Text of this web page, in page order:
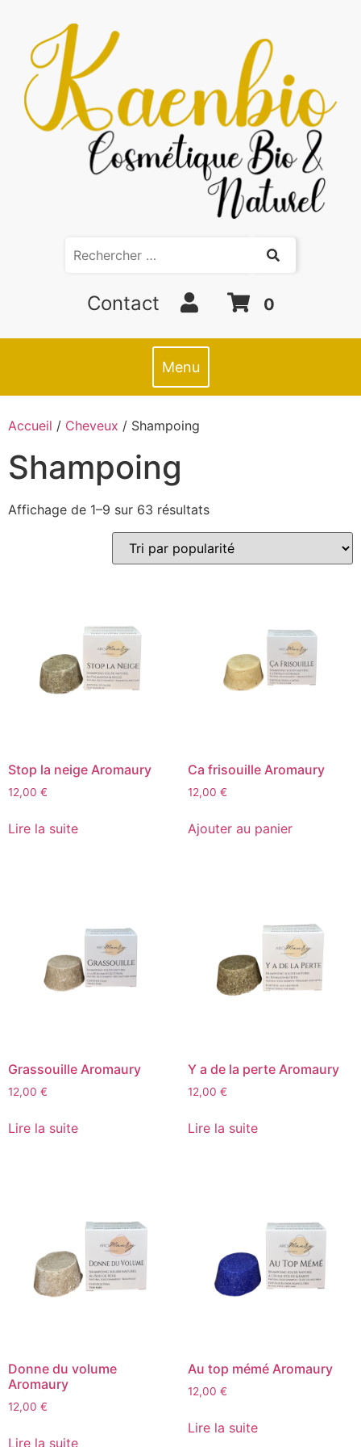
Contact 0
Menu
Accueil / Cheveux / Shampoing
Shampoing
Affichage de 1–9 sur 63 résultats
Stop la neige Aromaury
12,00 €
Lire la suite
Ca frisouille Aromaury
12,00 €
Ajouter au panier
Grassouille Aromaury
12,00 €
Lire la suite
Y a de la perte Aromaury
12,00 €
Lire la suite
Donne du volume
Aromaury
12,00 €
Lire la suite
Au top mémé Aromaury
12,00 €
Lire la suite